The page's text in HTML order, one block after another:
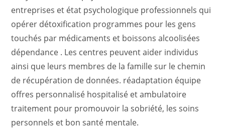
entreprises et état psychologique professionnels qui
opérer détoxification programmes pour les gens
touchés par médicaments et boissons alcoolisées
dépendance . Les centres peuvent aider individus
ainsi que leurs membres de la famille sur le chemin
de récupération de données. réadaptation équipe
offres personnalisé hospitalisé et ambulatoire
traitement pour promouvoir la sobriété, les soins
personnels et bon santé mentale.